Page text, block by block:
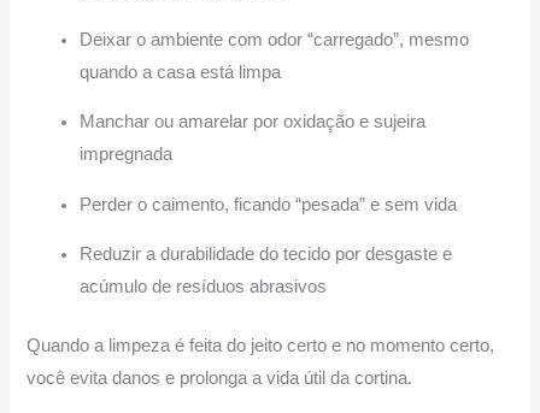
Deixar o ambiente com odor “carregado”, mesmo
quando a casa está limpa
Manchar ou amarelar por oxidação e sujeira
impregnada
Perder o caimento, ficando “pesada” e sem vida
Reduzir a durabilidade do tecido por desgaste e
acúmulo de resíduos abrasivos
Quando a limpeza é feita do jeito certo e no momento certo,
você evita danos e prolonga a vida útil da cortina.